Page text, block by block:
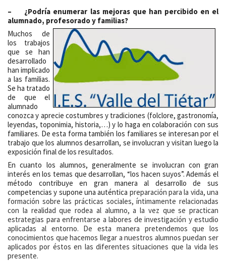
– ¿Podría enumerar las mejoras que han percibido en el
alumnado, profesorado y familias?
Muchos de
los trabajos
que se han
desarrollado
han implicado
a las familias.
Se ha tratado
de que el
alumnado
conozca y aprecie costumbres y tradiciones (folclore, gastronomía,
leyendas, toponimia, historia,…) y lo haga en colaboración con sus
familiares. De esta forma también los familiares se interesan por el
trabajo que los alumnos desarrollan, se involucran y visitan luego la
exposición final de los resultados.
En cuanto los alumnos, generalmente se involucran con gran
interés en los temas que desarrollan, “los hacen suyos”. Además el
método contribuye en gran manera al desarrollo de sus
competencias y supone una auténtica preparación para la vida, una
formación sobre las prácticas sociales, íntimamente relacionadas
con la realidad que rodea al alumno, a la vez que se practican
estrategias para enfrentarse a labores de investigación y estudio
aplicadas al entorno. De esta manera pretendemos que los
conocimientos que hacemos llegar a nuestros alumnos puedan ser
aplicados por éstos en las diferentes situaciones que la vida les
presente.